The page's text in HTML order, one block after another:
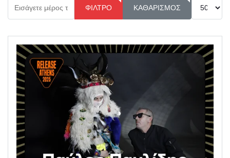
ΦΊΛΤΡΟ ΚΑΘΑΡΙΣΜΌΣ